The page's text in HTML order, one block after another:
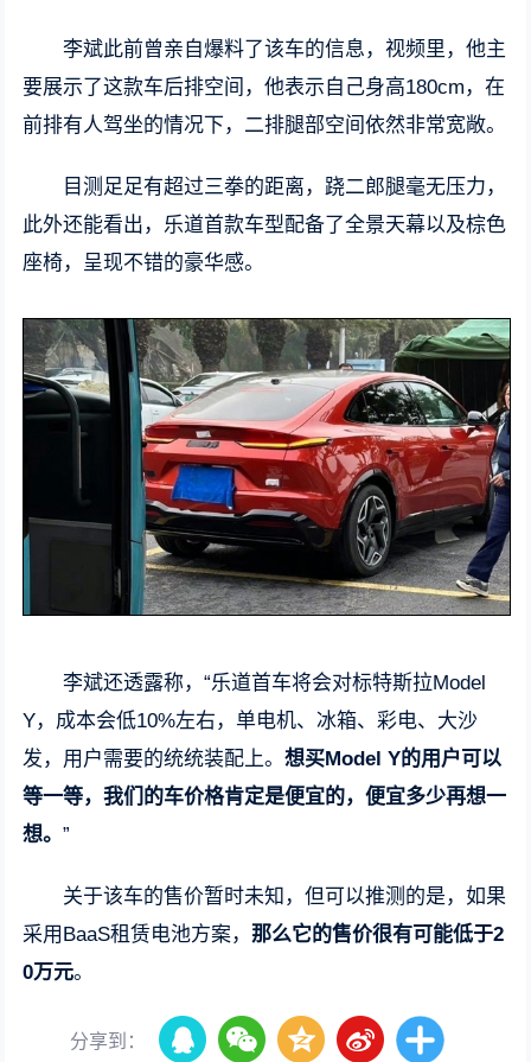
李斌此前曾亲自爆料了该车的信息，视频里，他主
要展示了这款车后排空间，他表示自己身高180cm，在
前排有人驾坐的情况下，二排腿部空间依然非常宽敞。
目测足足有超过三拳的距离，跷二郎腿毫无压力，
此外还能看出，乐道首款车型配备了全景天幕以及棕色
座椅，呈现不错的豪华感。
李斌还透露称，“乐道首车将会对标特斯拉Model
Y，成本会低10%左右，单电机、冰箱、彩电、大沙
发，用户需要的统统装配上。想买Model Y的用户可以
等一等，我们的车价格肯定是便宜的，便宜多少再想一
想。”
关于该车的售价暂时未知，但可以推测的是，如果
采用BaaS租赁电池方案， 那么它的售价很有可能低于2
0万元。
分享到：